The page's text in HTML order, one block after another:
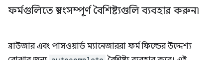
ফর্মগুলিতে স্বয়ংসম্পূর্ণ বৈশিষ্ট্যগুলি ব্যবহার করুন৷
ব্রাউজার এবং পাসওয়ার্ড ম্যানেজাররা ফর্ম ফিল্ডের উদ্দেশ্য